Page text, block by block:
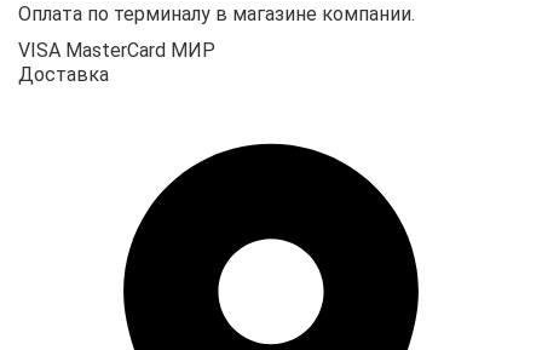
Оплата по терминалу в магазине компании.
VISA MasterCard МИР
Доставка